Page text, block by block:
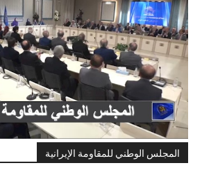
المجلس الوطني للمقاومة الإيرانية